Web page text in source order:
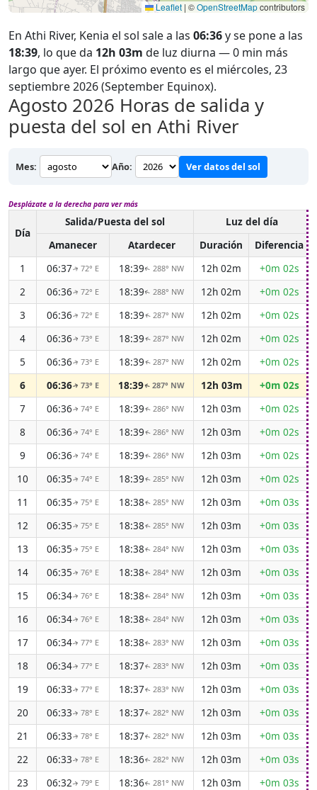
Leaflet | ©OpenStreetMapcontributors
En Athi River, Kenia el sol sale a las 06:36y se pone a las
18:39, lo que da 12h 03m de luz diurna — 0 min más
largo que ayer. El próximo evento es el miércoles, 23
septiembre 2026 (September Equinox).
Agosto 2026 Horas de salida y
puesta del sol en Athi River
Mes: Año: Ver datos del sol
Desplázate a la derecha para ver más
Día
Salida/Puesta del sol Luz del día
Amanecer
Atardecer Duración
Diferencia
1
06:37↑72° E 18:39↑ 288° NW 12h 02m
+0m 02s
2
06:36↑72° E 18:39↑ 288° NW 12h 02m
+0m 02s
3
06:36↑72° E 18:39↑ 287° NW 12h 02m
+0m 02s
4
06:36↑73° E 18:39↑ 287° NW 12h 02m
+0m 02s
5
06:36↑73° E 18:39↑ 287° NW 12h 02m
+0m 02s
6
06:36↑73° E 18:39↑287° NW 12h 03m
+0m 02s
7
06:36↑ 74° E 18:39↑ 286° NW 12h 03m
+0m 02s
8
06:36↑ 74° E 18:39↑ 286° NW 12h 03m
+0m 02s
9
06:36↑ 74° E 18:39↑ 286° NW 12h 03m
+0m 02s
10
06:35↑ 74° E 18:39↑ 285° NW 12h 03m
+0m 02s
11
06:35↑ 75° E 18:38↑ 285° NW 12h 03m
+0m 03s
12
06:35↑ 75° E 18:38↑ 285° NW 12h 03m
+0m 03s
13
06:35↑ 75° E 18:38↑ 284° NW 12h 03m
+0m 03s
14
06:35↑ 76° E 18:38↑ 284° NW 12h 03m
+0m 03s
15
06:34↑ 76° E 18:38↑ 284° NW 12h 03m
+0m 03s
16
06:34↑ 76° E 18:38↑ 284° NW 12h 03m
+0m 03s
17
06:34↑ 77° E 18:38↑ 283° NW 12h 03m
+0m 03s
18
06:34↑ 77° E 18:37↑ 283° NW 12h 03m
+0m 03s
19
06:33↑ 77° E 18:37↑ 283° NW 12h 03m
+0m 03s
20
06:33↑ 78° E 18:37↑ 282° NW 12h 03m
+0m 03s
21
06:33↑ 78° E 18:37↑ 282° NW 12h 03m
+0m 03s
22
06:33↑ 78° E 18:36↑ 282° NW 12h 03m
+0m 03s
23
06:32↑ 79° E 18:36↑ 281° NW 12h 03m
+0m 03s